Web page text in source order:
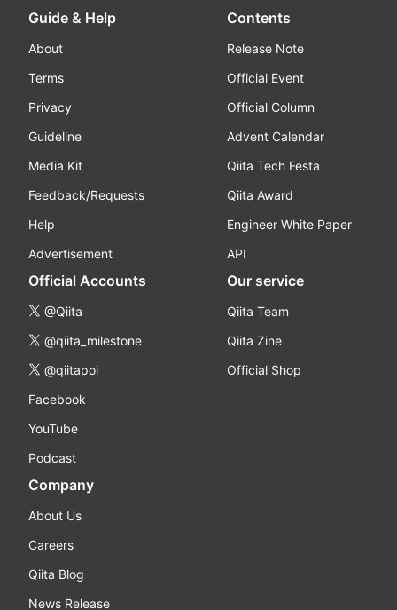
Guide & Help
About
Terms
Privacy
Guideline
Media Kit
Feedback/Requests
Help
Advertisement
Contents
Release Note
Official Event
Official Column
Advent Calendar
Qiita Tech Festa
Qiita Award
Engineer White Paper
API
Official Accounts
@Qiita
@qiita_milestone
@qiitapoi
Facebook
YouTube
Podcast
Our service
Qiita Team
Qiita Zine
Official Shop
Company
About Us
Careers
Qiita Blog
News Release